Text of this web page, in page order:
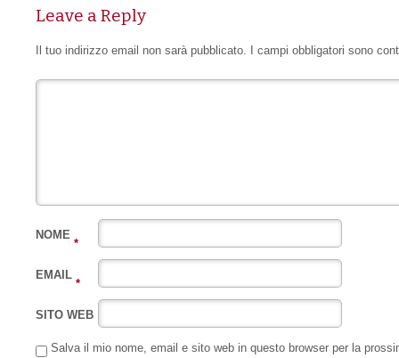
Leave a Reply
Il tuo indirizzo email non sarà pubblicato. I campi obbligatori sono
NOME
*
EMAIL
*
SITO WEB
Salva il mio nome, email e sito web in questo browser per la